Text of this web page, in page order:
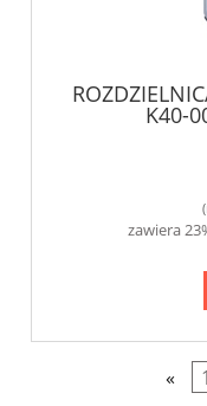
K40-
zawiera
« 1